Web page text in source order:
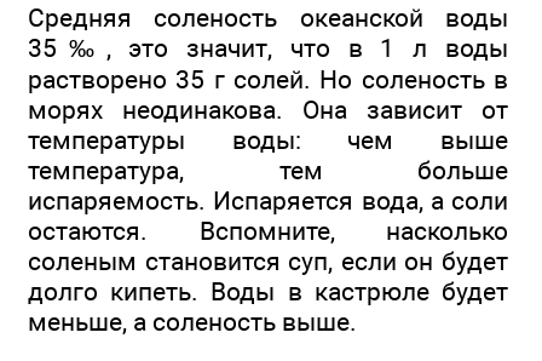
Средняя соленость океанской воды
35‰, это значит, что в 1 л воды
растворено 35 г солей. Но соленость в
морях неодинакова. Она зависит от
температуры воды: чем выше
температура, тем больше
испаряемость. Испаряется вода, а соли
остаются. Вспомните, насколько
соленым становится суп, если он будет
долго кипеть. Воды в кастрюле будет
меньше, а соленость выше.